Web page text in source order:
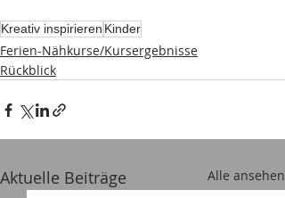
Kreativ inspirieren Kinder
Ferien-Nähkurse/Kursergebnisse
Rückblick
Aktuelle Beiträge Alle ansehen